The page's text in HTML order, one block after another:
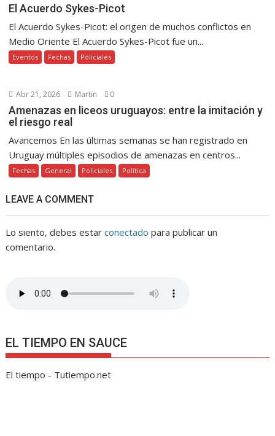
El Acuerdo Sykes-Picot
El Acuerdo Sykes-Picot: el origen de muchos conflictos en
Medio Oriente El Acuerdo Sykes-Picot fue un...
Eventos Fechas Policiales
Abr 21, 2026 Martin 0
Amenazas en liceos uruguayos: entre la imitación y
el riesgo real
Avancemos En las últimas semanas se han registrado en
Uruguay múltiples episodios de amenazas en centros...
Fechas General Policiales Política
LEAVE A COMMENT
Lo siento, debes estarconectado para publicar un
comentario.
EL TIEMPO EN SAUCE
El tiempo - Tutiempo.net